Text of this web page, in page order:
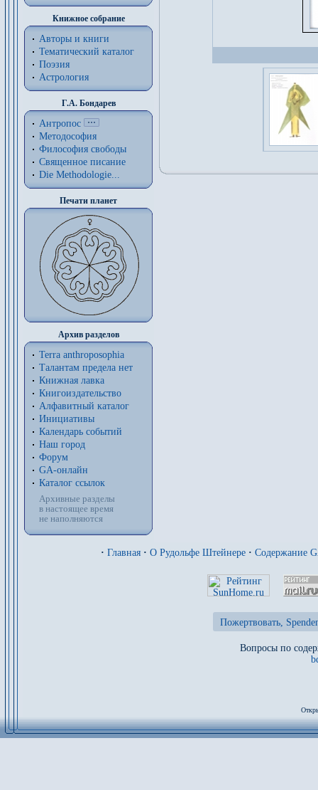
Книжное собрание
Авторы и книги
Тематический каталог
Поэзия
Астрология
Г.А. Бондарев
Антропос
Методософия
Философия cвободы
Священное писание
Die Methodologie...
Печати планет
Архив разделов
Terra anthroposophia
Талантам предела нет
Книжная лавка
Книгоиздательство
Алфавитный каталог
Инициативы
Календарь событий
Наш город
Форум
GA-онлайн
Каталог ссылок
Архивные разделы
в настоящее время
не наполняются
· Главная · О Рудольфе Штейнере · Содержание
Пожертвовать,
Вопросы по